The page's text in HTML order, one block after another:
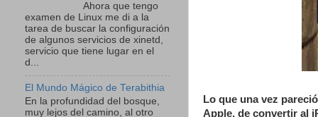
Lo que una vez
Apple, de convertir al
Ahora que tengo
examen de Linux me di a la
tarea de buscar la configuración
de algunos servicios de xinetd,
servicio que tiene lugar en el
d...
El Mundo Mágico de Terabithia
En la profundidad del bosque,
muy lejos del camino, al otro